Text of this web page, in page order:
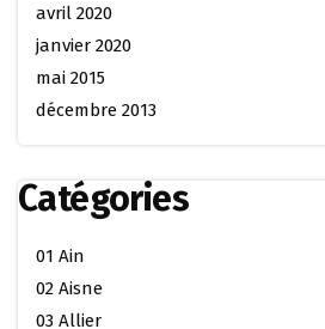
avril 2020
janvier 2020
mai 2015
décembre 2013
Catégories
01 Ain
02 Aisne
03 Allier